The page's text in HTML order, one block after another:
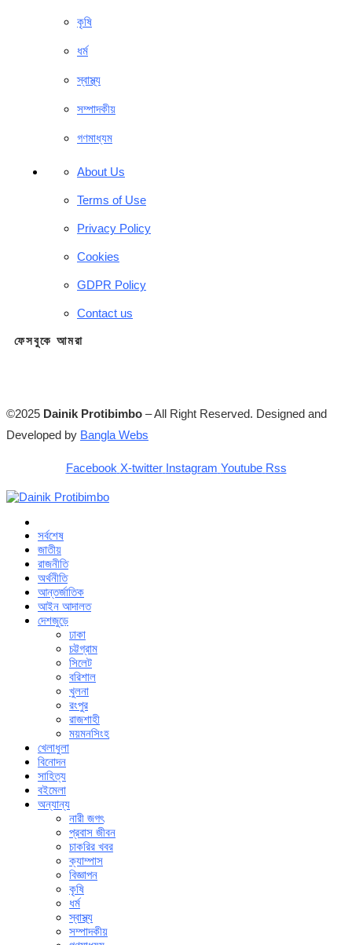
কৃষি
ধর্ম
স্বাস্থ্য
সম্পাদকীয়
গণমাধ্যম
About Us
Terms of Use
Privacy Policy
Cookies
GDPR Policy
Contact us
ফেসবুকে আমরা
©2025 Dainik Protibimbo – All Right Reserved. Designed and
Developed by Bangla Webs
Facebook X-twitter Instagram Youtube Rss
সর্বশেষ
জাতীয়
রাজনীতি
অর্থনীতি
আন্তর্জাতিক
আইন আদালত
দেশজুড়ে
ঢাকা
চট্টগ্রাম
সিলেট
বরিশাল
খুলনা
রংপুর
রাজশাহী
ময়মনসিংহ
খেলাধুলা
বিনোদন
সাহিত্য
বইমেলা
অন্যান্য
নারী জগৎ
প্রবাস জীবন
চাকরির খবর
ক্যাম্পাস
বিজ্ঞাপন
কৃষি
ধর্ম
স্বাস্থ্য
সম্পাদকীয়